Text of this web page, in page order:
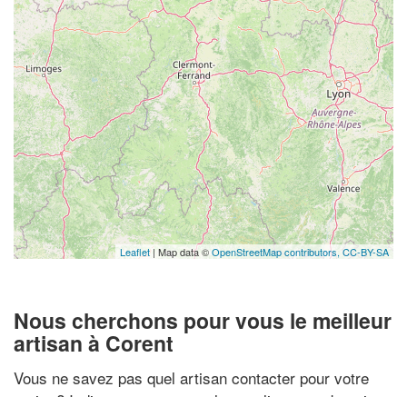
Leaflet| Map data ©OpenStreetMap contributors, CC-BY-SA
Nous cherchons pour vous le meilleur
artisan à Corent
Vous ne savez pas quel artisan contacter pour votre